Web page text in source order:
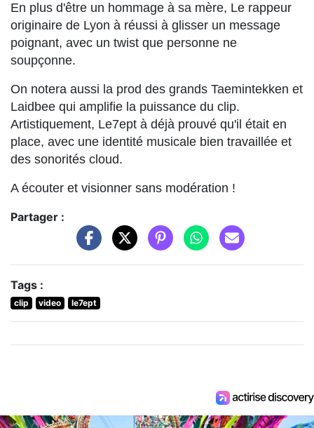
En plus d'être un hommage à sa mère, Le rappeur
originaire de Lyon à réussi à glisser un message
poignant, avec un twist que personne ne
soupçonne.
On notera aussi la prod des grands Taemintekken et
Laidbee qui amplifie la puissance du clip.
Artistiquement, Le7ept à déjà prouvé qu'il était en
place, avec une identité musicale bien travaillée et
des sonorités cloud.
A écouter et visionner sans modération !
Partager :
Tags :
clip video le7ept